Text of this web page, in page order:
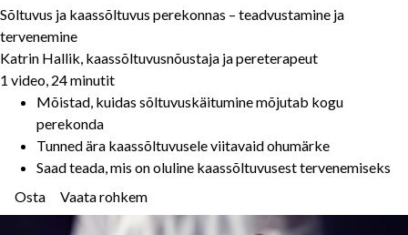
Sõltuvus ja kaassõltuvus perekonnas – teadvustamine ja
tervenemine
Katrin Hallik, kaassõltuvusnõustaja ja pereterapeut
1 video, 24 minutit
Mõistad, kuidas sõltuvuskäitumine mõjutab kogu
perekonda
Tunned ära kaassõltuvusele viitavaid ohumärke
Saad teada, mis on oluline kaassõltuvusest tervenemiseks
Osta
Vaata rohkem